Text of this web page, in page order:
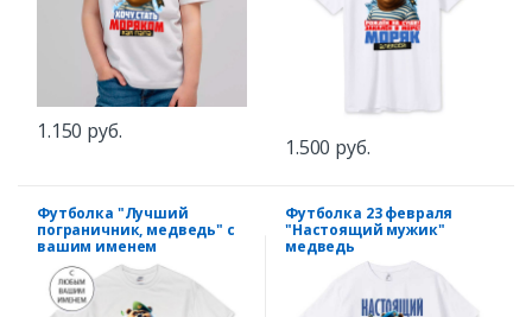
1.150 руб.
1.500 руб.
Футболка "Лучший
пограничник, медведь" с
вашим именем
Футболка 23 февраля
"Настоящий мужик"
медведь